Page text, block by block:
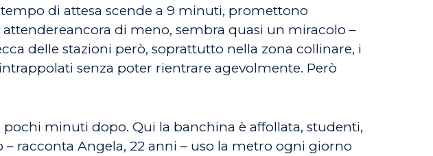
di attesa scende a 9 minuti, promettono
attendereancora di meno, sembra quasi un miracolo –
delle stazioni però, soprattutto nella zona collinare, i
senza poter rientrare agevolmente. Però
pochi minuti dopo. Qui la banchina è affollata, studenti,
racconta Angela, 22 anni – uso la metro ogni giorno